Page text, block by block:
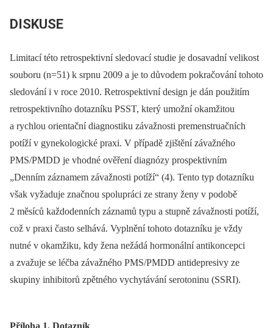
DISKUSE
Limitací této retrospektivní sledovací studie je dosavadní velikost
souboru (n=51) k srpnu 2009 a je to důvodem pokračování tohoto
sledování i v roce 2010. Retrospektivní design je dán použitím
retrospektivního dotazníku PSST, který umožní okamžitou
a rychlou orientační diagnostiku závažnosti premenstruačních
potíží v gynekologické praxi. V případě zjištění závažného
PMS/PMDD je vhodné ověření diagnózy prospektivním
„Denním záznamem závažnosti potíží“ (4). Tento typ dotazníku
však vyžaduje značnou spolupráci ze strany ženy v podobě
2 měsíců každodenních záznamů typu a stupně závažnosti potíží,
což v praxi často selhává. Vyplnění tohoto dotazníku je vždy
nutné v okamžiku, kdy žena nežádá hormonální antikoncepci
a zvažuje se léčba závažného PMS/PMDD antidepresivy ze
skupiny inhibitorů zpětného vychytávání serotoninu (SSRI).